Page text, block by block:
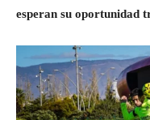
esperan su oportunidad